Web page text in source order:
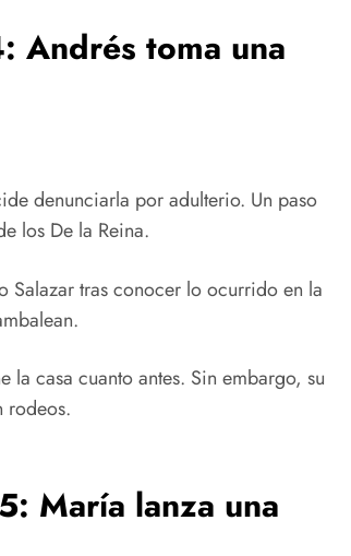
Andrés toma una
denunciarla por adulterio. Un paso
los De la Reina.
Salazar tras conocer lo ocurrido en la
casa cuanto antes. Sin embargo, su
rodeos.
María lanza una